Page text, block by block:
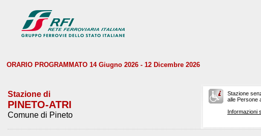
ORARIO PROGRAMMATO 14 Giugno 2026 - 12 Dicembre 2026
Stazione di
PINETO-ATRI
Comune di Pineto
Stazione
alle Persone
Informazioni